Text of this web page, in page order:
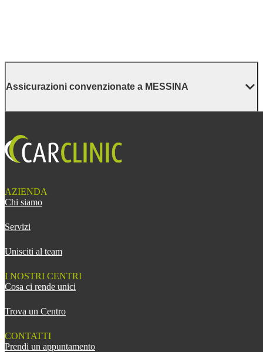
Assicurazioni convenzionate a MESSINA
AZIENDA
Chi siamo
Servizi
Unisciti al team
I NOSTRI CENTRI
Cosa ci rende unici
Trova un Centro
CONTATTI
Prendi un appuntamento